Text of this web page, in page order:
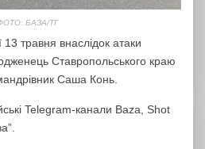
БАЗА/ТГ
13 травня внаслідок атаки
Ставропольського краю
Саша Конь.
Telegram-канали Baza, Shot